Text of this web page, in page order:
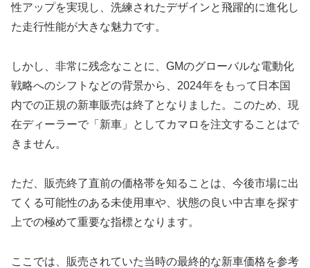
性アップを実現し、洗練されたデザインと飛躍的に進化し
た走行性能が大きな魅力です。
しかし、非常に残念なことに、GMのグローバルな電動化
戦略へのシフトなどの背景から、2024年をもって日本国
内での正規の新車販売は終了となりました。このため、現
在ディーラーで「新車」としてカマロを注文することはで
きません。
ただ、販売終了直前の価格帯を知ることは、今後市場に出
てくる可能性のある未使用車や、状態の良い中古車を探す
上での極めて重要な指標となります。
ここでは、販売されていた当時の最終的な新車価格を参考